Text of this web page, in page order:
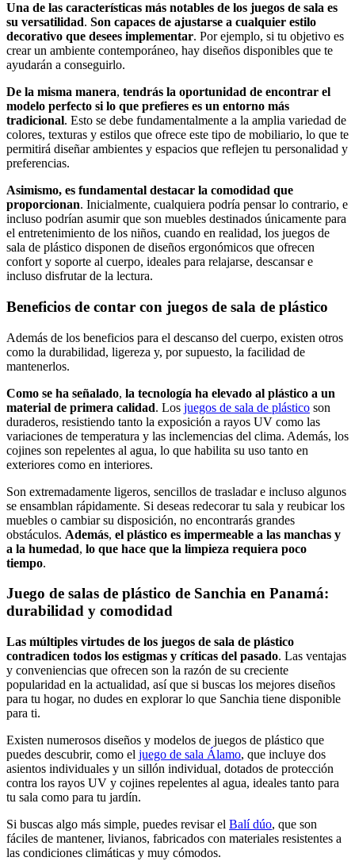
Una de las características más notables de los juegos de sala es
su versatilidad. Son capaces de ajustarse a cualquier estilo
decorativo que desees implementar. Por ejemplo, si tu objetivo es
crear un ambiente contemporáneo, hay diseños disponibles que te
ayudarán a conseguirlo.
De la misma manera, tendrás la oportunidad de encontrar el
modelo perfecto si lo que prefieres es un entorno más
tradicional. Esto se debe fundamentalmente a la amplia variedad de
colores, texturas y estilos que ofrece este tipo de mobiliario, lo que te
permitirá diseñar ambientes y espacios que reflejen tu personalidad y
preferencias.
Asimismo, es fundamental destacar la comodidad que
proporcionan. Inicialmente, cualquiera podría pensar lo contrario, e
incluso podrían asumir que son muebles destinados únicamente para
el entretenimiento de los niños, cuando en realidad, los juegos de
sala de plástico disponen de diseños ergonómicos que ofrecen
confort y soporte al cuerpo, ideales para relajarse, descansar e
incluso disfrutar de la lectura.
Beneficios de contar con juegos de sala de plástico
Además de los beneficios para el descanso del cuerpo, existen otros
como la durabilidad, ligereza y, por supuesto, la facilidad de
mantenerlos.
Como se ha señalado, la tecnología ha elevado al plástico a un
material de primera calidad. Los juegos de sala de plástico son
duraderos, resistiendo tanto la exposición a rayos UV como las
variaciones de temperatura y las inclemencias del clima. Además, los
cojines son repelentes al agua, lo que habilita su uso tanto en
exteriores como en interiores.
Son extremadamente ligeros, sencillos de trasladar e incluso algunos
se ensamblan rápidamente. Si deseas redecorar tu sala y reubicar los
muebles o cambiar su disposición, no encontrarás grandes
obstáculos. Además, el plástico es impermeable a las manchas y
a la humedad, lo que hace que la limpieza requiera poco
tiempo.
Juego de salas de plástico de Sanchia en Panamá:
durabilidad y comodidad
Las múltiples virtudes de los juegos de sala de plástico
contradicen todos los estigmas y críticas del pasado. Las ventajas
y conveniencias que ofrecen son la razón de su creciente
popularidad en la actualidad, así que si buscas los mejores diseños
para tu hogar, no dudes en explorar lo que Sanchia tiene disponible
para ti.
Existen numerosos diseños y modelos de juegos de plástico que
puedes descubrir, como el juego de sala Álamo, que incluye dos
asientos individuales y un sillón individual, dotados de protección
contra los rayos UV y cojines repelentes al agua, ideales tanto para
tu sala como para tu jardín.
Si buscas algo más simple, puedes revisar el Balí dúo, que son
fáciles de mantener, livianos, fabricados con materiales resistentes a
las condiciones climáticas y muy cómodos.